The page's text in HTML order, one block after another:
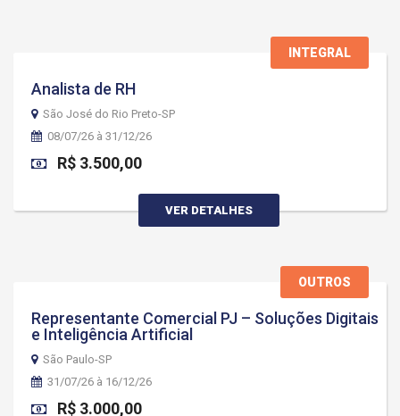
INTEGRAL
Analista de RH
São José do Rio Preto-SP
08/07/26 à 31/12/26
R$ 3.500,00
VER DETALHES
OUTROS
Representante Comercial PJ – Soluções Digitais
e Inteligência Artificial
São Paulo-SP
31/07/26 à 16/12/26
R$ 3.000,00